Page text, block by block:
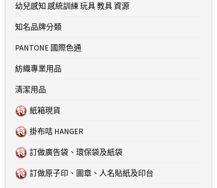
幼兒感知 感統訓練 玩具 教具 資源
知名品牌分類
PANTONE 國際色通
紡織專業用品
清潔用品
紙箱現貨
掛布咭 HANGER
訂做廣告袋、環保袋及紙袋
訂做原子印、圖章、人名貼紙及印台